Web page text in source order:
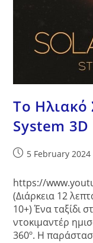
Το Ηλιακό
System 3D
Post5 February 2024
https://
(Διάρκεια 12
10+) Ένα ταξίδι
ντοκιμαντέρ
360º. Η